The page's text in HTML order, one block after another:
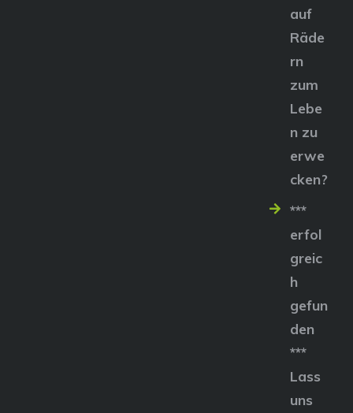
auf
Räde
rn
zum
Lebe
n zu
erwe
cken?
***
erfol
greic
h
gefun
den
***
Lass
uns